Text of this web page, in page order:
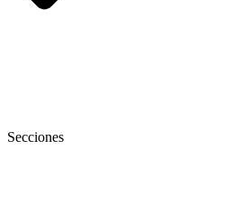
Secciones